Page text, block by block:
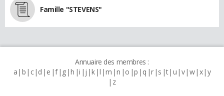
Famille "STEVENS"
Annuaire des membres :
a b c d e f g h i j k l m n o p q r s t u v w x y
z